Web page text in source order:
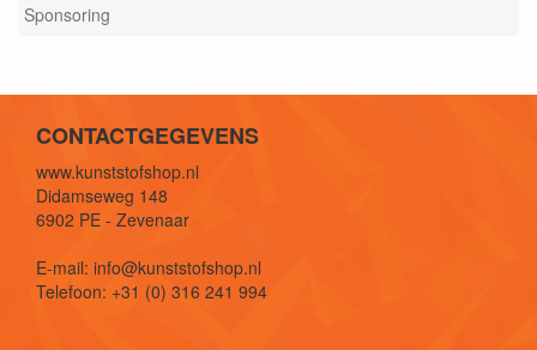
Sponsoring
CONTACTGEGEVENS
www.kunststofshop.nl
Didamseweg 148
6902 PE - Zevenaar
E-mail: info@kunststofshop.nl
Telefoon: +31 (0) 316 241 994